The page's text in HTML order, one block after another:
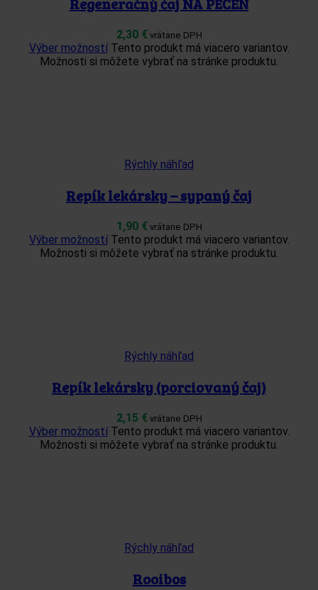
2,30 €vrátane DPH
Výber možností Tento produkt má viacero variantov.
Možnosti si môžete vybrať na stránke produktu.
Rýchly náhľad
Repík lekársky – sypaný čaj
1,90 €vrátane DPH
Výber možností Tento produkt má viacero variantov.
Možnosti si môžete vybrať na stránke produktu.
Rýchly náhľad
Repík lekársky (porciovaný čaj)
2,15 €vrátane DPH
Výber možností Tento produkt má viacero variantov.
Možnosti si môžete vybrať na stránke produktu.
Rýchly náhľad
Rooibos